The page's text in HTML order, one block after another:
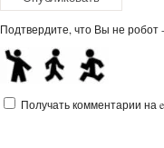
Подтвердите, что Вы не робот
Получать комментарии на